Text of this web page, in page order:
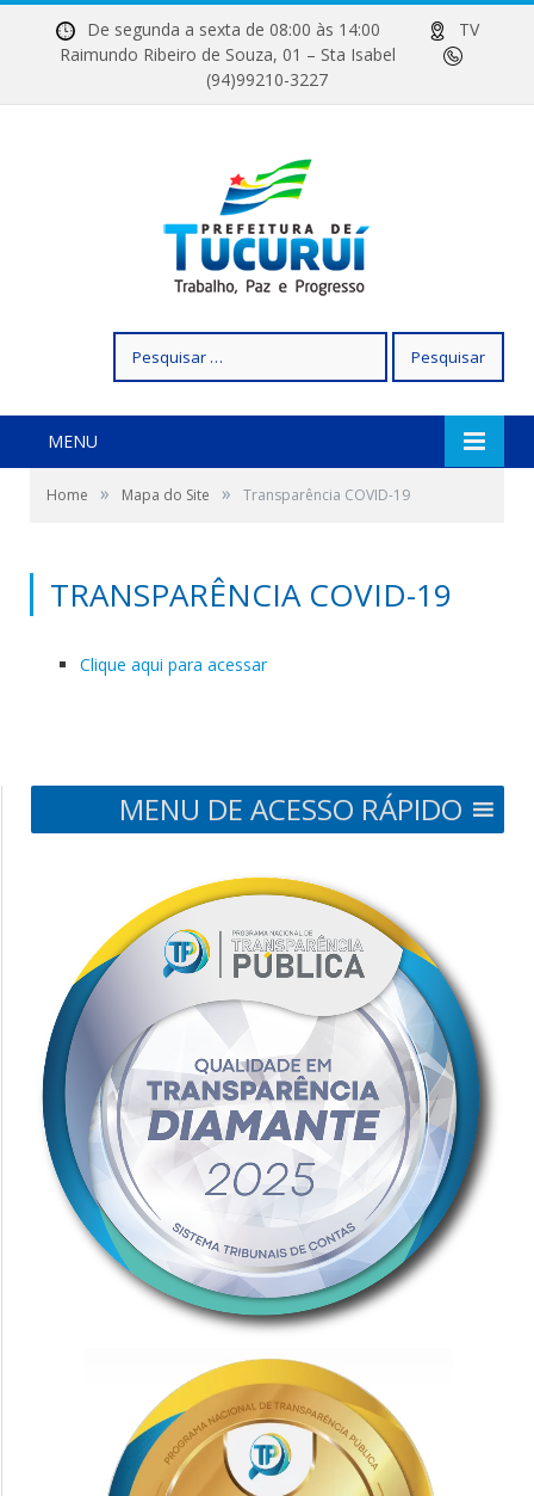
De segunda a sexta de 08:00 às 14:00
TV
Raimundo Ribeiro de Souza, 01 – Sta Isabel
(94)99210-3227
por:
MENU
Home » Mapa do Site » Transparência COVID-19
TRANSPARÊNCIA COVID-19
Clique aqui para acessar
MENU DE ACESSO RÁPIDO